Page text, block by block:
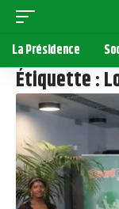
La Présidence
Étiquette :